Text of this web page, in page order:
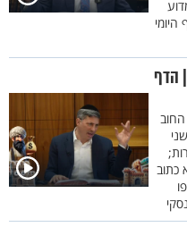
הדף
כתוב